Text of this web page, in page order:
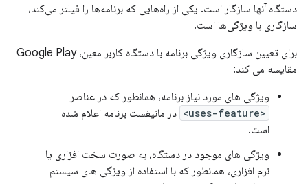
دستگاه آنها سازگار است. یکی از راه‌هایی که برنامه‌ها را فیلتر می‌کند،
سازگاری با ویژگی‌ها است.
برای تعیین سازگاری ویژگی برنامه با دستگاه کاربر معین، Google Play
مقایسه می کند:
ویژگی های مورد نیاز برنامه، همانطور که در عناصر
<uses-feature>
در مانیفست برنامه اعلام شده
است.
ویژگی های موجود در دستگاه، به صورت سخت افزاری یا
نرم افزاری، همانطور که با استفاده از ویژگی های سیستم